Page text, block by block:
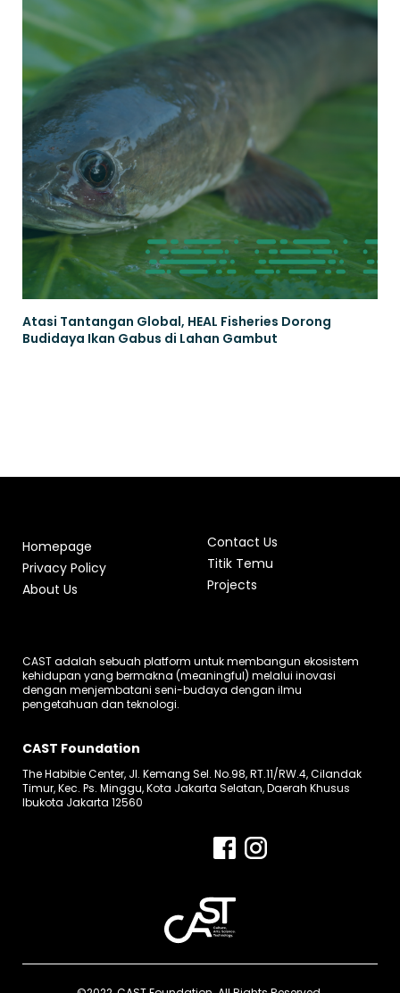
Atasi Tantangan Global, HEAL Fisheries Dorong
Budidaya Ikan Gabus di Lahan Gambut
Homepage
Privacy Policy
About Us
Contact Us
Titik Temu
Projects
CAST adalah sebuah platform untuk membangun ekosistem
kehidupan yang bermakna (meaningful) melalui inovasi
dengan menjembatani seni-budaya dengan ilmu
pengetahuan dan teknologi.
CAST Foundation
The Habibie Center, Jl. Kemang Sel. No.98, RT.11/RW.4, Cilandak
Timur, Kec. Ps. Minggu, Kota Jakarta Selatan, Daerah Khusus
Ibukota Jakarta 12560